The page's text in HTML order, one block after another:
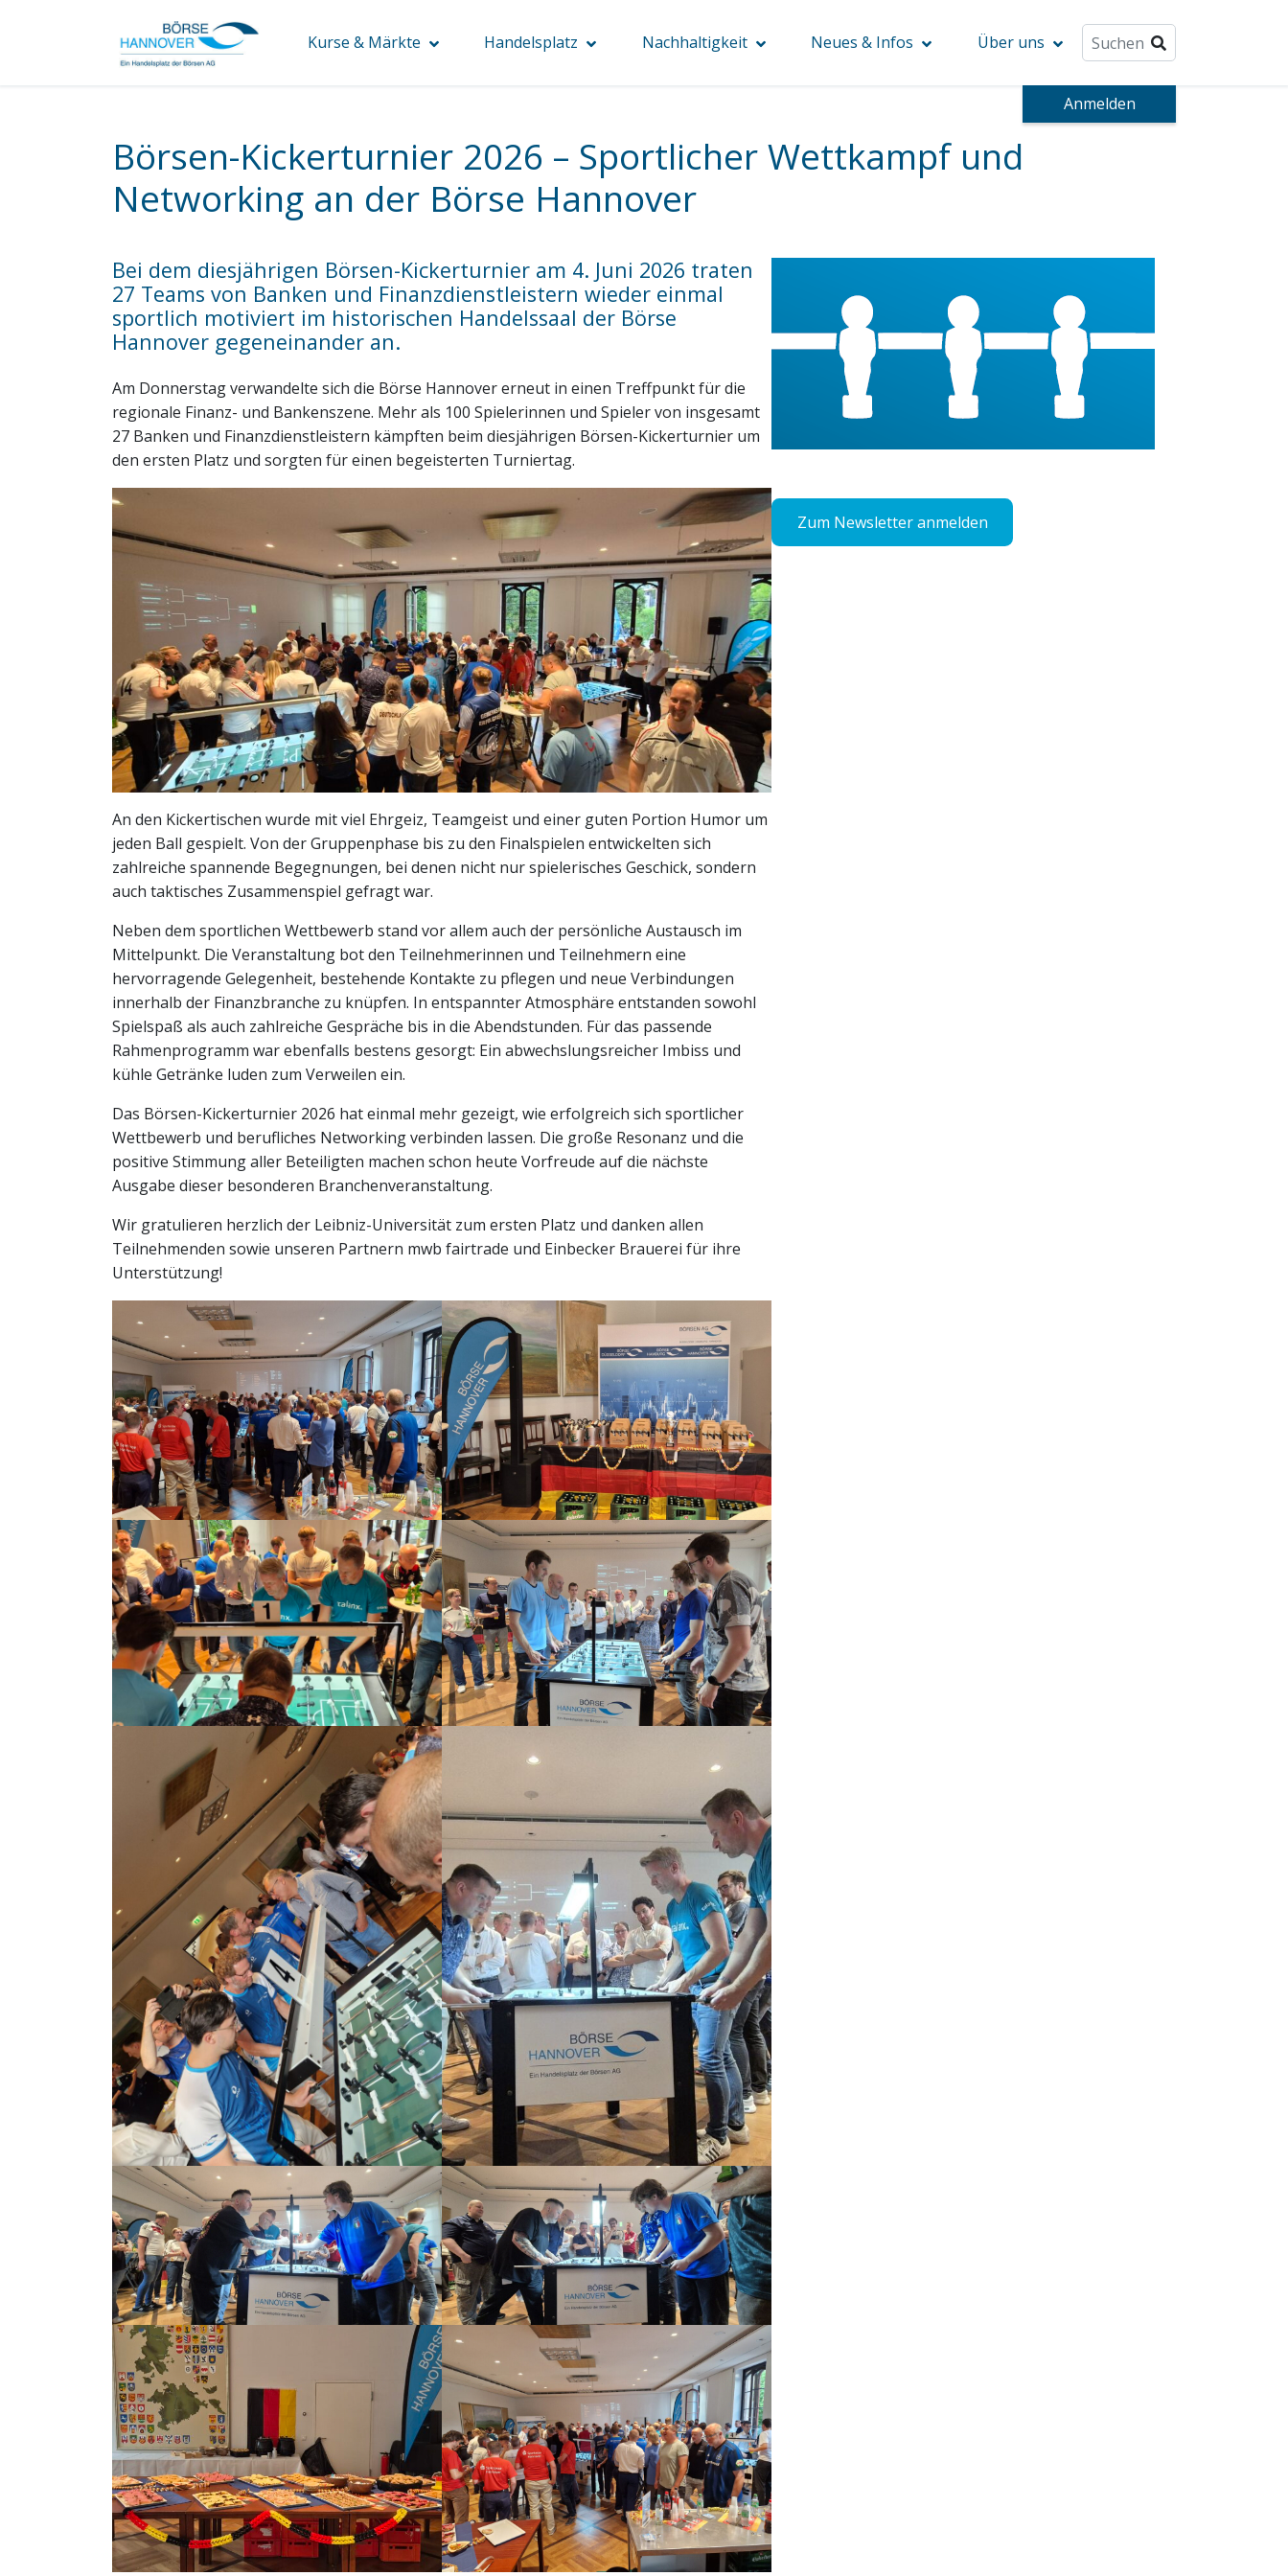
Kurse & Märkte Handelsplatz Nachhaltigkeit Neues & Infos Über uns
Anmelden
Börsen-Kickerturnier 2026 – Sportlicher Wettkampf und
Networking an der Börse Hannover
Bei dem diesjährigen Börsen-Kickerturnier am 4. Juni 2026 traten
27 Teams von Banken und Finanzdienstleistern wieder einmal
sportlich motiviert im historischen Handelssaal der Börse
Hannover gegeneinander an.
Am Donnerstag verwandelte sich die Börse Hannover erneut in einen Treffpunkt für die
regionale Finanz- und Bankenszene. Mehr als 100 Spielerinnen und Spieler von insgesamt
27 Banken und Finanzdienstleistern kämpften beim diesjährigen Börsen-Kickerturnier um
den ersten Platz und sorgten für einen begeisterten Turniertag.
An den Kickertischen wurde mit viel Ehrgeiz, Teamgeist und einer guten Portion Humor um
jeden Ball gespielt. Von der Gruppenphase bis zu den Finalspielen entwickelten sich
zahlreiche spannende Begegnungen, bei denen nicht nur spielerisches Geschick, sondern
auch taktisches Zusammenspiel gefragt war.
Neben dem sportlichen Wettbewerb stand vor allem auch der persönliche Austausch im
Mittelpunkt. Die Veranstaltung bot den Teilnehmerinnen und Teilnehmern eine
hervorragende Gelegenheit, bestehende Kontakte zu pflegen und neue Verbindungen
innerhalb der Finanzbranche zu knüpfen. In entspannter Atmosphäre entstanden sowohl
Spielspaß als auch zahlreiche Gespräche bis in die Abendstunden. Für das passende
Rahmenprogramm war ebenfalls bestens gesorgt: Ein abwechslungsreicher Imbiss und
kühle Getränke luden zum Verweilen ein.
Das Börsen-Kickerturnier 2026 hat einmal mehr gezeigt, wie erfolgreich sich sportlicher
Wettbewerb und berufliches Networking verbinden lassen. Die große Resonanz und die
positive Stimmung aller Beteiligten machen schon heute Vorfreude auf die nächste
Ausgabe dieser besonderen Branchenveranstaltung.
Wir gratulieren herzlich der Leibniz-Universität zum ersten Platz und danken allen
Teilnehmenden sowie unseren Partnern mwb fairtrade und Einbecker Brauerei für ihre
Unterstützung!
Zum Newsletter anmelden